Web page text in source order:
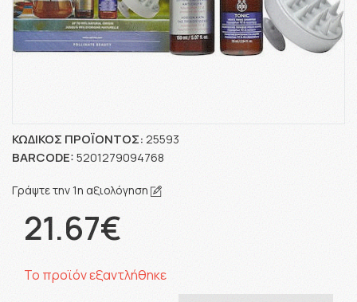
ΚΩΔΙΚΌΣ ΠΡΟΪΌΝΤΟΣ: 25593
BARCODE: 5201279094768
Γράψτε την 1η αξιολόγηση
21.67€
Το προϊόν εξαντλήθηκε